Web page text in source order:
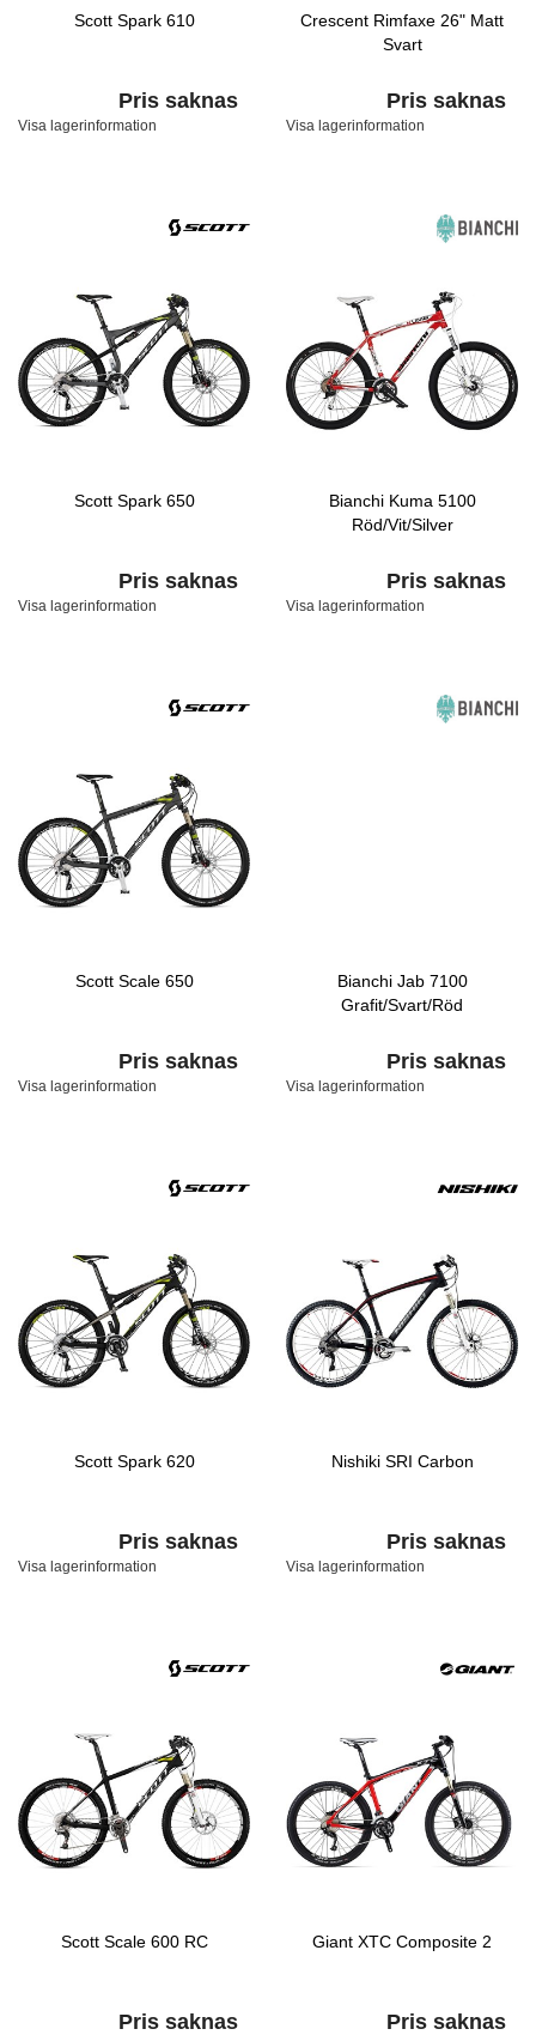
Scott Spark 610
Pris saknas
Visa lagerinformation
Crescent Rimfaxe 26" Matt
Svart
Pris saknas
Visa lagerinformation
Scott Spark 650
Pris saknas
Visa lagerinformation
Bianchi Kuma 5100
Röd/Vit/Silver
Pris saknas
Visa lagerinformation
Scott Scale 650
Pris saknas
Visa lagerinformation
Bianchi Jab 7100
Grafit/Svart/Röd
Pris saknas
Visa lagerinformation
Scott Spark 620
Pris saknas
Visa lagerinformation
Nishiki SRI Carbon
Pris saknas
Visa lagerinformation
Scott Scale 600 RC
Pris saknas
Giant XTC Composite 2
Pris saknas